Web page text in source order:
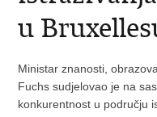
u
Ministar znanosti,
Fuchs sudjelovao je na
konkurentnost u području